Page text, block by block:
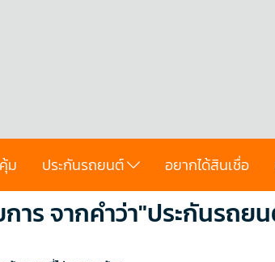
ม ประกันรถยนต์ อยากได้สินเชื่อ
าร จากคำว่า"ประกันรถ